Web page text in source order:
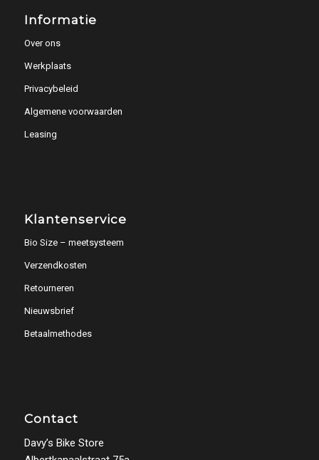
Informatie
Over ons
Werkplaats
Privacybeleid
Algemene voorwaarden
Leasing
Klantenservice
Bio Size – meetsysteem
Verzendkosten
Retourneren
Nieuwsbrief
Betaalmethodes
Contact
Davy’s Bike Store